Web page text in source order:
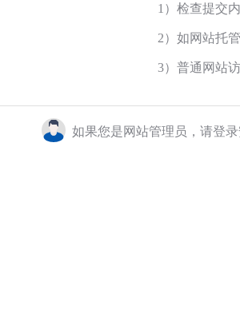
1）检查提交
2）如网站托
3）普通网站
如果您是网站管理员，请登